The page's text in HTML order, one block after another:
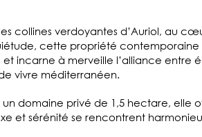
collines verdoyantes d’Auriol, au
cette propriété
et incarne à merveille l’alliance
vivre méditerranéen.
un domaine privé de 1,5 hectare, elle
et sérénité se rencontrent